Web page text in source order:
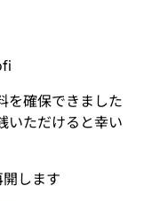
を確保できました
いただけると幸い
します